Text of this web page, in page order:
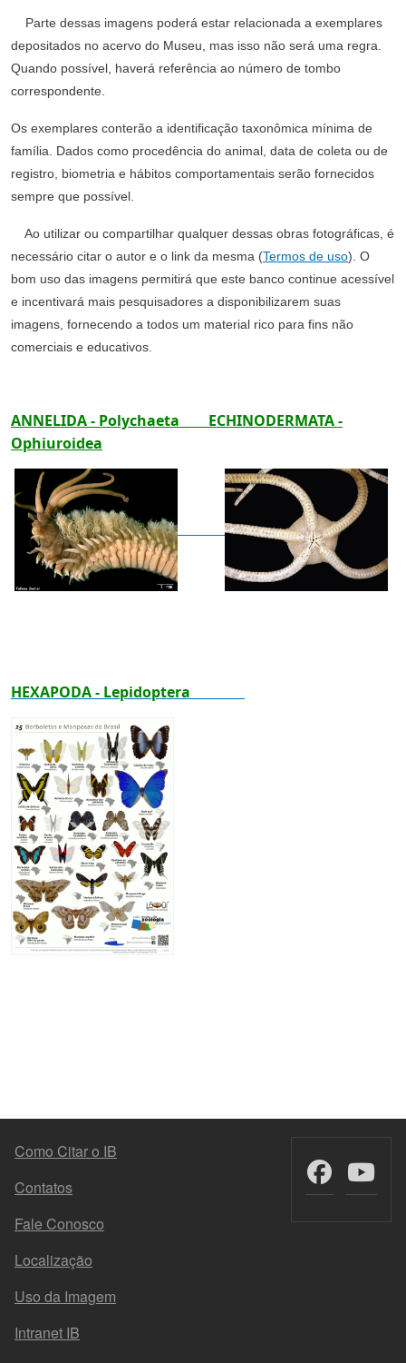
Parte dessas imagens poderá estar relacionada a exemplares
depositados no acervo do Museu, mas isso não será uma regra.
Quando possível, haverá referência ao número de tombo
correspondente.
Os exemplares conterão a identificação taxonômica mínima de
família. Dados como procedência do animal, data de coleta ou de
registro, biometria e hábitos comportamentais serão fornecidos
sempre que possível.
Ao utilizar ou compartilhar qualquer dessas obras fotográficas, é
necessário citar o autor e o link da mesma (Termos de uso). O
bom uso das imagens permitirá que este banco continue acessível
e incentivará mais pesquisadores a disponibilizarem suas
imagens, fornecendo a todos um material rico para fins não
comerciais e educativos.
ANNELIDA - Polychaeta ECHINODERMATA -
Ophiuroidea
HEXAPODA - Lepidoptera
MENU DO RODAPÉ
Como Citar o IB
Contatos
Fale Conosco
Localização
Uso da Imagem
Intranet IB